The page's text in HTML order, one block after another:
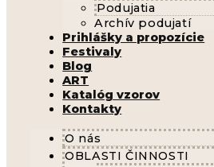
Podujatia
Archív podujatí
Prihlášky a propozície
Festivaly
Blog
ART
Katalóg vzorov
Kontakty
O nás
OBLASTI ČINNOSTI